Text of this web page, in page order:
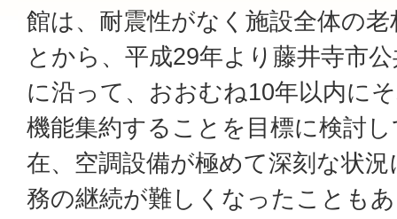
館は、耐震性がなく施設全体の
とから、平成29年より藤井寺市
に沿って、おおむね10年以内に
機能集約することを目標に検討
在、空調設備が極めて深刻な状
務の継続が難しくなったことも